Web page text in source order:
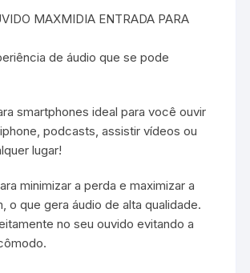
MAXMIDIA ENTRADA PARA
de áudio que se pode
smartphones ideal para você ouvir
podcasts, assistir vídeos ou
lugar!
minimizar a perda e maximizar a
o que gera áudio de alta qualidade.
no seu ouvido evitando a